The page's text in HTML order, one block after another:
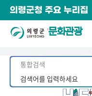
의령군청 주요 누리집
문화관광